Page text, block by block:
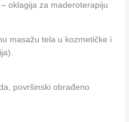
oklagija za maderoterapiju
masažu tela u kozmetičke i
površinski obrađeno